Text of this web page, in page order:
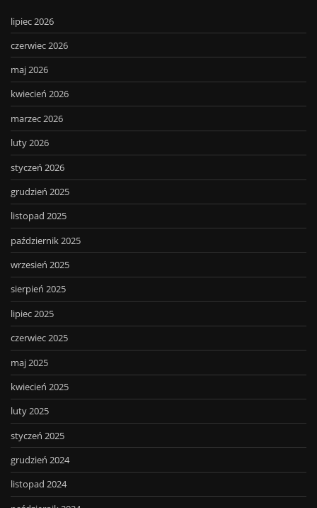
lipiec 2026
czerwiec 2026
maj 2026
kwiecień 2026
marzec 2026
luty 2026
styczeń 2026
grudzień 2025
listopad 2025
październik 2025
wrzesień 2025
sierpień 2025
lipiec 2025
czerwiec 2025
maj 2025
kwiecień 2025
luty 2025
styczeń 2025
grudzień 2024
listopad 2024